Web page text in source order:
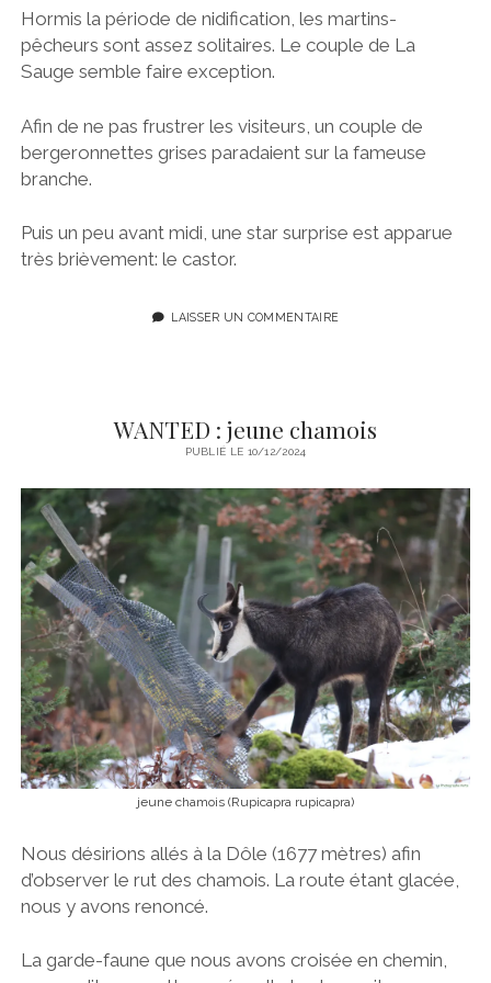
Hormis la période de nidification, les martins-
pêcheurs sont assez solitaires. Le couple de La
Sauge semble faire exception.
Afin de ne pas frustrer les visiteurs, un couple de
bergeronnettes grises paradaient sur la fameuse
branche.
Puis un peu avant midi, une star surprise est apparue
très brièvement: le castor.
LAISSER UN COMMENTAIRE
WANTED : jeune chamois
PUBLIÉ LE 10/12/2024
jeune chamois (Rupicapra rupicapra)
Nous désirions allés à la Dôle (1677 mètres) afin
d’observer le rut des chamois. La route étant glacée,
nous y avons renoncé.
La garde-faune que nous avons croisée en chemin,